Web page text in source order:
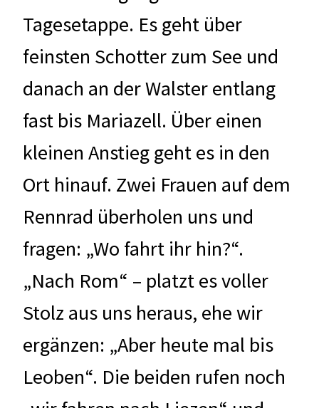
Tagesetappe. Es geht über
feinsten Schotter zum See und
danach an der Walster entlang
fast bis Mariazell. Über einen
kleinen Anstieg geht es in den
Ort hinauf. Zwei Frauen auf dem
Rennrad überholen uns und
fragen: „Wo fahrt ihr hin?“.
„Nach Rom“ – platzt es voller
Stolz aus uns heraus, ehe wir
ergänzen: „Aber heute mal bis
Leoben“. Die beiden rufen noch